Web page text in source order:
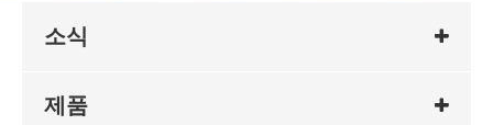
소식
제품